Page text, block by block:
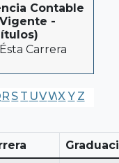
Contable
-
Carrera
R S T UVWX Y Z